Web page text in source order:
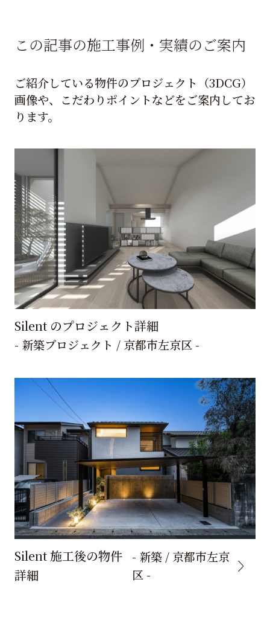
この記事の施工事例・実績のご案内
ご紹介している物件のプロジェクト（3DCG）
画像や、こだわりポイントなどをご案内してお
ります。
Silent のプロジェクト詳細
- 新築プロジェクト / 京都市左京区 -
Silent 施工後の物件
詳細
- 新築 / 京都市左京
区 -